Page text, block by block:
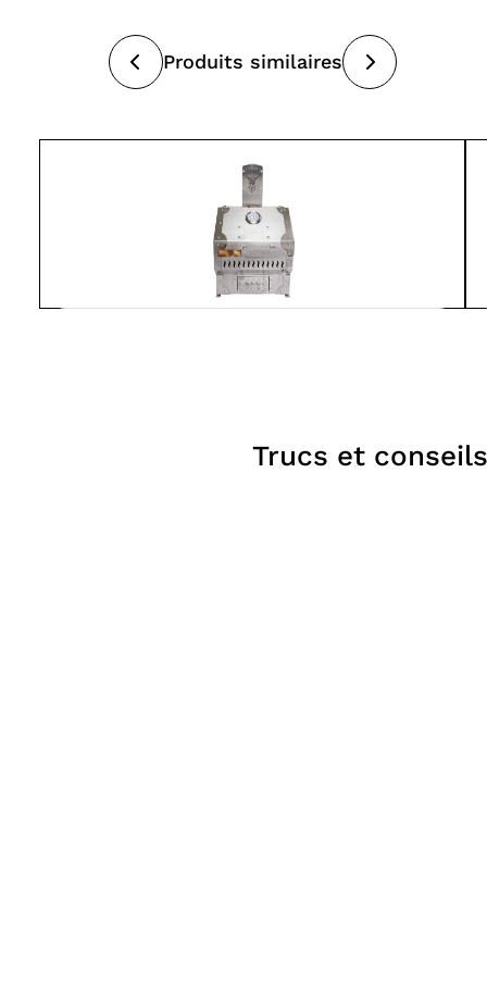
Produits similaires
Trucs et conseils